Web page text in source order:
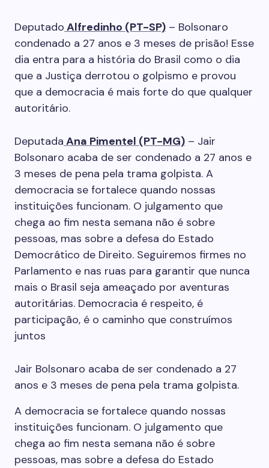
Deputado Alfredinho (PT-SP) – Bolsonaro
condenado a 27 anos e 3 meses de prisão! Esse
dia entra para a história do Brasil como o dia
que a Justiça derrotou o golpismo e provou
que a democracia é mais forte do que qualquer
autoritário.
Deputada Ana Pimentel (PT-MG) – Jair
Bolsonaro acaba de ser condenado a 27 anos e
3 meses de pena pela trama golpista. A
democracia se fortalece quando nossas
instituições funcionam. O julgamento que
chega ao fim nesta semana não é sobre
pessoas, mas sobre a defesa do Estado
Democrático de Direito. Seguiremos firmes no
Parlamento e nas ruas para garantir que nunca
mais o Brasil seja ameaçado por aventuras
autoritárias. Democracia é respeito, é
participação, é o caminho que construímos
juntos
Jair Bolsonaro acaba de ser condenado a 27
anos e 3 meses de pena pela trama golpista.
A democracia se fortalece quando nossas
instituições funcionam. O julgamento que
chega ao fim nesta semana não é sobre
pessoas, mas sobre a defesa do Estado